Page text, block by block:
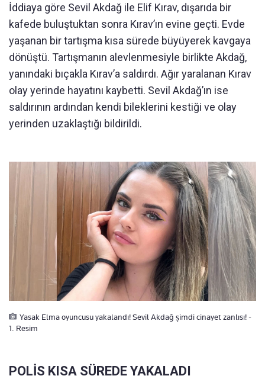
İddiaya göre Sevil Akdağ ile Elif Kırav, dışarıda bir
kafede buluştuktan sonra Kırav’ın evine geçti. Evde
yaşanan bir tartışma kısa sürede büyüyerek kavgaya
dönüştü. Tartışmanın alevlenmesiyle birlikte Akdağ,
yanındaki bıçakla Kırav’a saldırdı. Ağır yaralanan Kırav
olay yerinde hayatını kaybetti. Sevil Akdağ’ın ise
saldırının ardından kendi bileklerini kestiği ve olay
yerinden uzaklaştığı bildirildi.
Yasak Elma oyuncusu yakalandı! Sevil Akdağ şimdi cinayet zanlısı! -
1. Resim
POLİS KISA SÜREDE YAKALADI